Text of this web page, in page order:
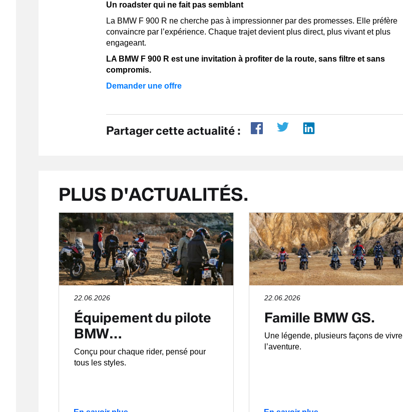
Un roadster qui ne fait pas semblant
La BMW F 900 R ne cherche pas à impressionner par des promesses. Elle préfère
convaincre par l’expérience. Chaque trajet devient plus direct, plus vivant et plus
engageant.
LA BMW F 900 R est une invitation à profiter de la route, sans filtre et sans
compromis.
Demander une offre
Partager cette actualité :
PLUS D'ACTUALITÉS.
22.06.2026
Équipement du pilote
BMW…
Conçu pour chaque rider, pensé pour
tous les styles.
22.06.2026
Famille BMW GS.
Une légende, plusieurs façons de vivre
l’aventure.